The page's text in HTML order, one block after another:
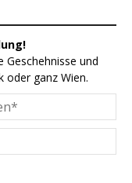
und
oder ganz Wien.